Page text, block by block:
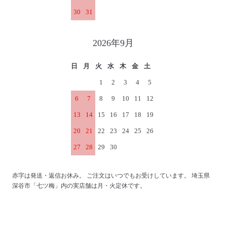
30 31
2026年9月
日 月 火 水 木 金 土
1 2 3 4 5
6 7 8 9 10 11 12
13 14 15 16 17 18 19
20 21 22 23 24 25 26
27 28 29 30
赤字は発送・返信お休み。 ご注文はいつでもお受けしています。 埼玉県
深谷市「七ツ梅」内の実店舗は月・火定休です。